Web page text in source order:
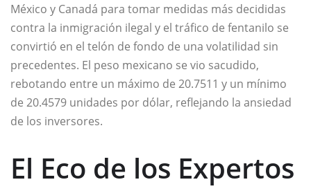
México y Canadá para tomar medidas más decididas
contra la inmigración ilegal y el tráfico de fentanilo se
convirtió en el telón de fondo de una volatilidad sin
precedentes. El peso mexicano se vio sacudido,
rebotando entre un máximo de 20.7511 y un mínimo
de 20.4579 unidades por dólar, reflejando la ansiedad
de los inversores.
El Eco de los Expertos